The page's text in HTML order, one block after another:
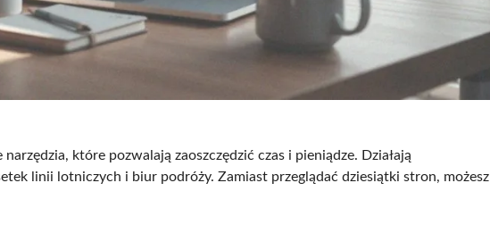
które pozwalają zaoszczędzić czas i pieniądze. Działają
linii lotniczych i biur podróży. Zamiast przeglądać dziesiątki stron, możesz